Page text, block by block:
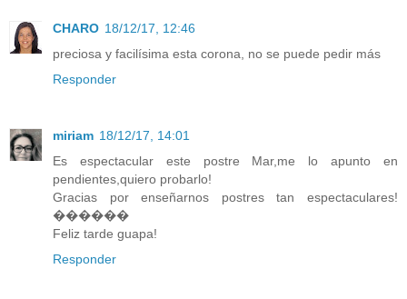
CHARO 18/12/17, 12:46
preciosa y facilísima esta corona, no se puede pedir más
Responder
miriam 18/12/17, 14:01
Es espectacular este postre Mar,me lo apunto en
pendientes,quiero probarlo!
Gracias por enseñarnos postres tan espectaculares!
������
Feliz tarde guapa!
Responder